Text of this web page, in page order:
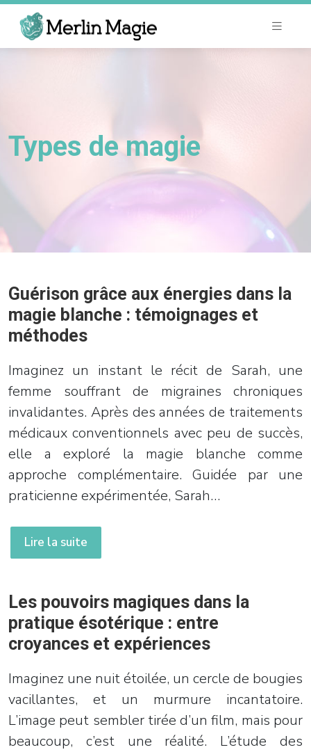
Types de magie
Guérison grâce aux énergies dans la
magie blanche : témoignages et
méthodes
Imaginez un instant le récit de Sarah, une
femme souffrant de migraines chroniques
invalidantes. Après des années de traitements
médicaux conventionnels avec peu de succès,
elle a exploré la magie blanche comme
approche complémentaire. Guidée par une
praticienne expérimentée, Sarah…
Lire la suite
Les pouvoirs magiques dans la
pratique ésotérique : entre
croyances et expériences
Imaginez une nuit étoilée, un cercle de bougies
vacillantes, et un murmure incantatoire.
L’image peut sembler tirée d’un film, mais pour
beaucoup, c’est une réalité. L’étude des